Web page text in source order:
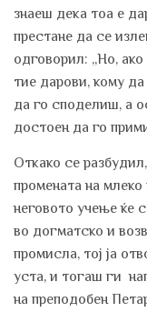
знаеш дека тоа е
престане да се
одговорил: „Но,
тие дарови, кому
да го споделиш, а
достоен да го
Откако се
промената на
неговото учење ќе
во догматско и
промисла, тој ја
уста, и тогаш ги
на преподобен